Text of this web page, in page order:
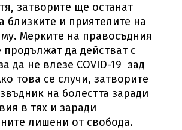
затворите ще останат
близките и приятелите на
Мерките на правосъдния
да действат с
да не влезе COVID-19 зад
това се случи, затворите
на болестта заради
в тях и заради
лишени от свобода.